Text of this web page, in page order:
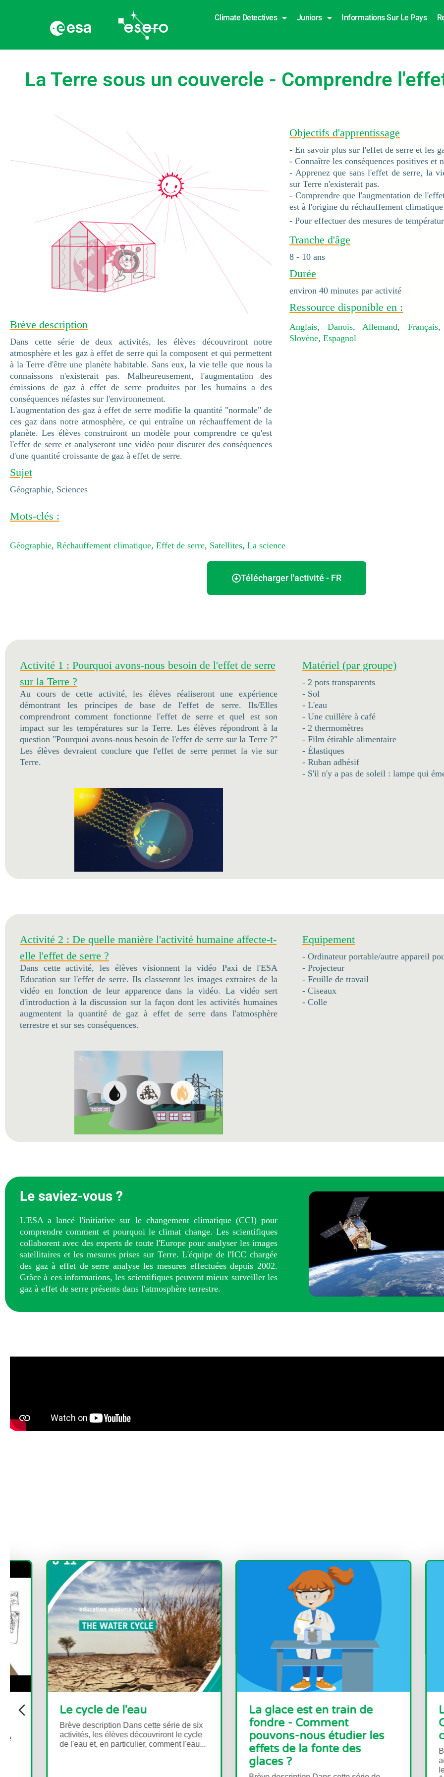
Climate Detectives Juniors Informations Sur Le Pays
La Terre sous un couvercle - Comprendre
Brève description
Dans cette série de deux activités, les élèves découvriront notre
atmosphère et les gaz à effet de serre qui la composent et qui permettent
à la Terre d'être une planète habitable. Sans eux, la vie telle que nous la
connaissons n'existerait pas. Malheureusement, l'augmentation des
émissions de gaz à effet de serre produites par les humains a des
conséquences néfastes sur l'environnement.
L'augmentation des gaz à effet de serre modifie la quantité "normale" de
ces gaz dans notre atmosphère, ce qui entraîne un réchauffement de la
planète. Les élèves construiront un modèle pour comprendre ce qu'est
l'effet de serre et analyseront une vidéo pour discuter des conséquences
d'une quantité croissante de gaz à effet de serre.
Sujet
Géographie, Sciences
Objectifs d'apprentissage
- En savoir plus sur l'effet de serre et les
- Connaître les conséquences positives et
- Apprenez que sans l'effet de serre, la
sur Terre n'existerait pas.
- Comprendre que l'augmentation de
est à l'origine du réchauffement climatique
- Pour effectuer des mesures de
Tranche d'âge
8 - 10 ans
Durée
environ 40 minutes par activité
Ressource disponible en :
Anglais, Danois,Allemand, Français
Slovène,Espagnol
Mots-clés :
Géographie, Réchauffement climatique, Effet de serre, Satellites, La science
Télécharger l'activité - FR
Activité 1 : Pourquoi avons-nous besoin de l'effet de serre
sur la Terre ?
Au cours de cette activité, les élèves réaliseront une expérience
démontrant les principes de base de l'effet de serre. Ils/Elles
comprendront comment fonctionne l'effet de serre et quel est son
impact sur les températures sur la Terre. Les élèves répondront à la
question "Pourquoi avons-nous besoin de l'effet de serre sur la Terre ?"
Les élèves devraient conclure que l'effet de serre permet la vie sur
Terre.
Matériel (par groupe)
- 2 pots transparents
- Sol
- L'eau
- Une cuillère à café
- 2 thermomètres
- Film étirable alimentaire
- Élastiques
- Ruban adhésif
- S'il n'y a pas de soleil : lampe qui
Activité 2 : De quelle manière l'activité humaine affecte-t-
elle l'effet de serre ?
Dans cette activité, les élèves visionnent la vidéo Paxi de l'ESA
Education sur l'effet de serre. Ils classeront les images extraites de la
vidéo en fonction de leur apparence dans la vidéo. La vidéo sert
d'introduction à la discussion sur la façon dont les activités humaines
augmentent la quantité de gaz à effet de serre dans l'atmosphère
terrestre et sur ses conséquences.
Equipement
- Ordinateur portable/autre appareil
- Projecteur
- Feuille de travail
- Ciseaux
- Colle
Le saviez-vous ?
L'ESA a lancé l'initiative sur le changement climatique (CCI) pour
comprendre comment et pourquoi le climat change. Les scientifiques
collaborent avec des experts de toute l'Europe pour analyser les images
satellitaires et les mesures prises sur Terre. L'équipe de l'ICC chargée
des gaz à effet de serre analyse les mesures effectuées depuis 2002.
Grâce à ces informations, les scientifiques peuvent mieux surveiller les
gaz à effet de serre présents dans l'atmosphère terrestre.
Le cycle de l'eau
Brève description Dans cette série de six
activités, les élèves découvriront le cycle
de l'eau et, en particulier, comment l'eau...
La glace est en train de
fondre - Comment
pouvons-nous étudier les
effets de la fonte des
glaces ?
Le
Brève
activités,
leurs sens